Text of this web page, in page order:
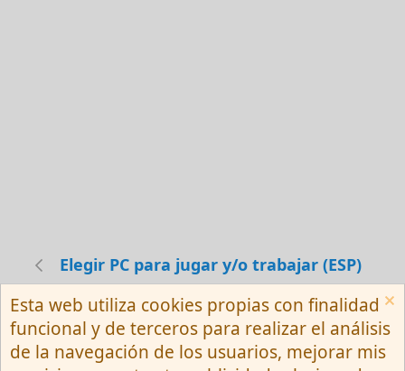
Elegir PC para jugar y/o trabajar (ESP)
Español (Neutro) Tu
Contactarnos
Términos y reglas
Privacy policy
Ayuda
R
Esta web utiliza cookies propias con finalidad
funcional y de terceros para realizar el análisis
de la navegación de los usuarios, mejorar mis